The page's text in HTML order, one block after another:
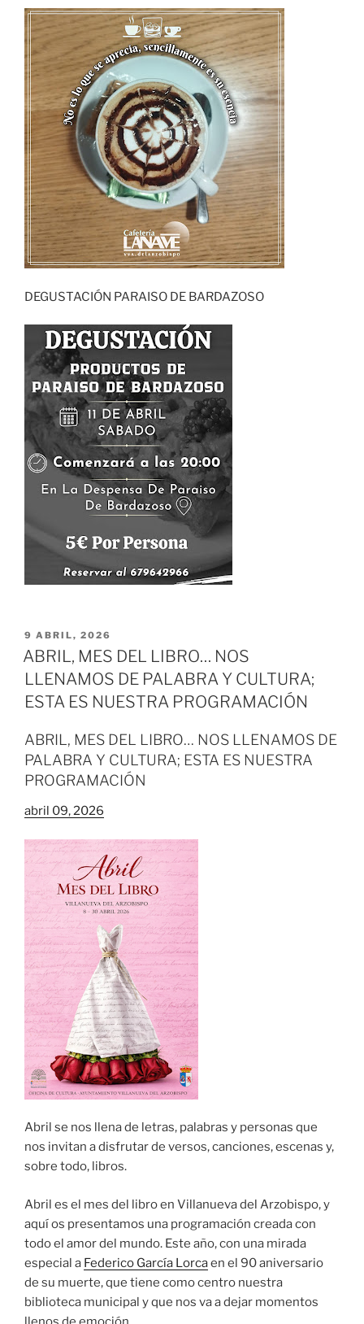
DEGUSTACIÓN PARAISO DE BARDAZOSO
PUBLICADO
EL
9 ABRIL, 2026
ABRIL, MES DEL LIBRO… NOS
LLENAMOS DE PALABRA Y CULTURA;
ESTA ES NUESTRA PROGRAMACIÓN
ABRIL, MES DEL LIBRO… NOS LLENAMOS DE
PALABRA Y CULTURA; ESTA ES NUESTRA
PROGRAMACIÓN
abril 09, 2026
Abril se nos llena de letras, palabras y personas que
nos invitan a disfrutar de versos, canciones, escenas y,
sobre todo, libros.
Abril es el mes del libro en Villanueva del Arzobispo, y
aquí os presentamos una programación creada con
todo el amor del mundo. Este año, con una mirada
especial a Federico García Lorcaen el 90 aniversario
de su muerte, que tiene como centro nuestra
biblioteca municipal y que nos va a dejar momentos